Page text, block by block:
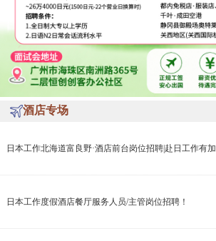
酒店专场
日本工作北海道富良野·酒店前台岗位招聘|赴日工作有加
日本工作度假酒店餐厅服务人员/主管岗位招聘！